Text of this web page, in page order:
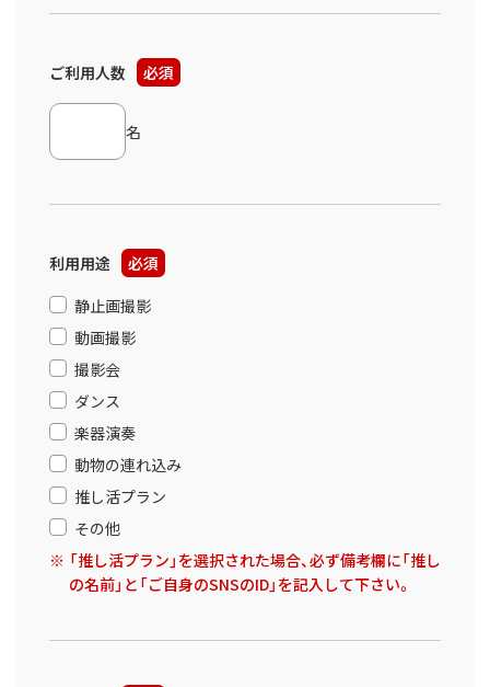
ご利用人数 必須
名
利用用途
必須
静止画撮影
動画撮影
撮影会
ダンス
楽器演奏
動物の連れ込み
推し活プラン
その他
「推し活プラン」を選択された場合、必ず備考欄に「推し
の名前」と「ご自身のSNSのID」を記入して下さい。